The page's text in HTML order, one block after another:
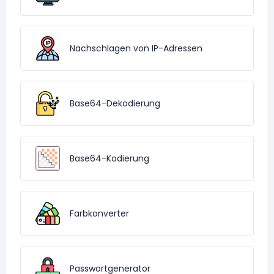
Nachschlagen von IP-Adressen
Base64-Dekodierung
Base64-Kodierung
Farbkonverter
Passwortgenerator